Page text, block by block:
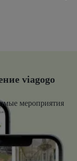
viagogo
мероприятия